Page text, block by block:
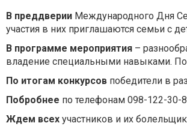
В преддверии Международного Дня
участия в них приглашаются семьи с
В программе мероприятия –
владение специальными навыками.
По итогам конкурсов победители в
Побробнее по телефонам 098-122-30-
Ждем всех участников и их